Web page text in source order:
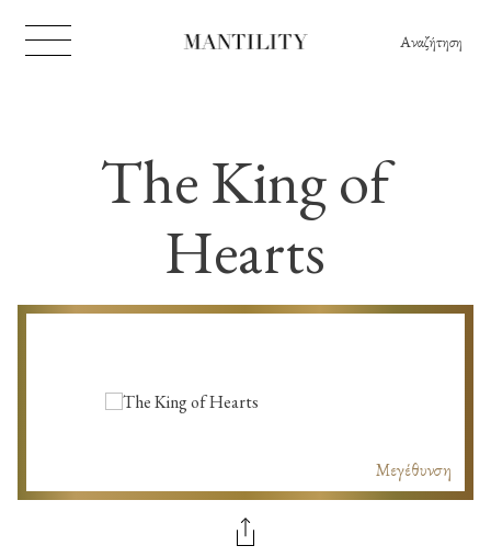
Αναζήτηση
The King of
Hearts
Μεγέθυνση